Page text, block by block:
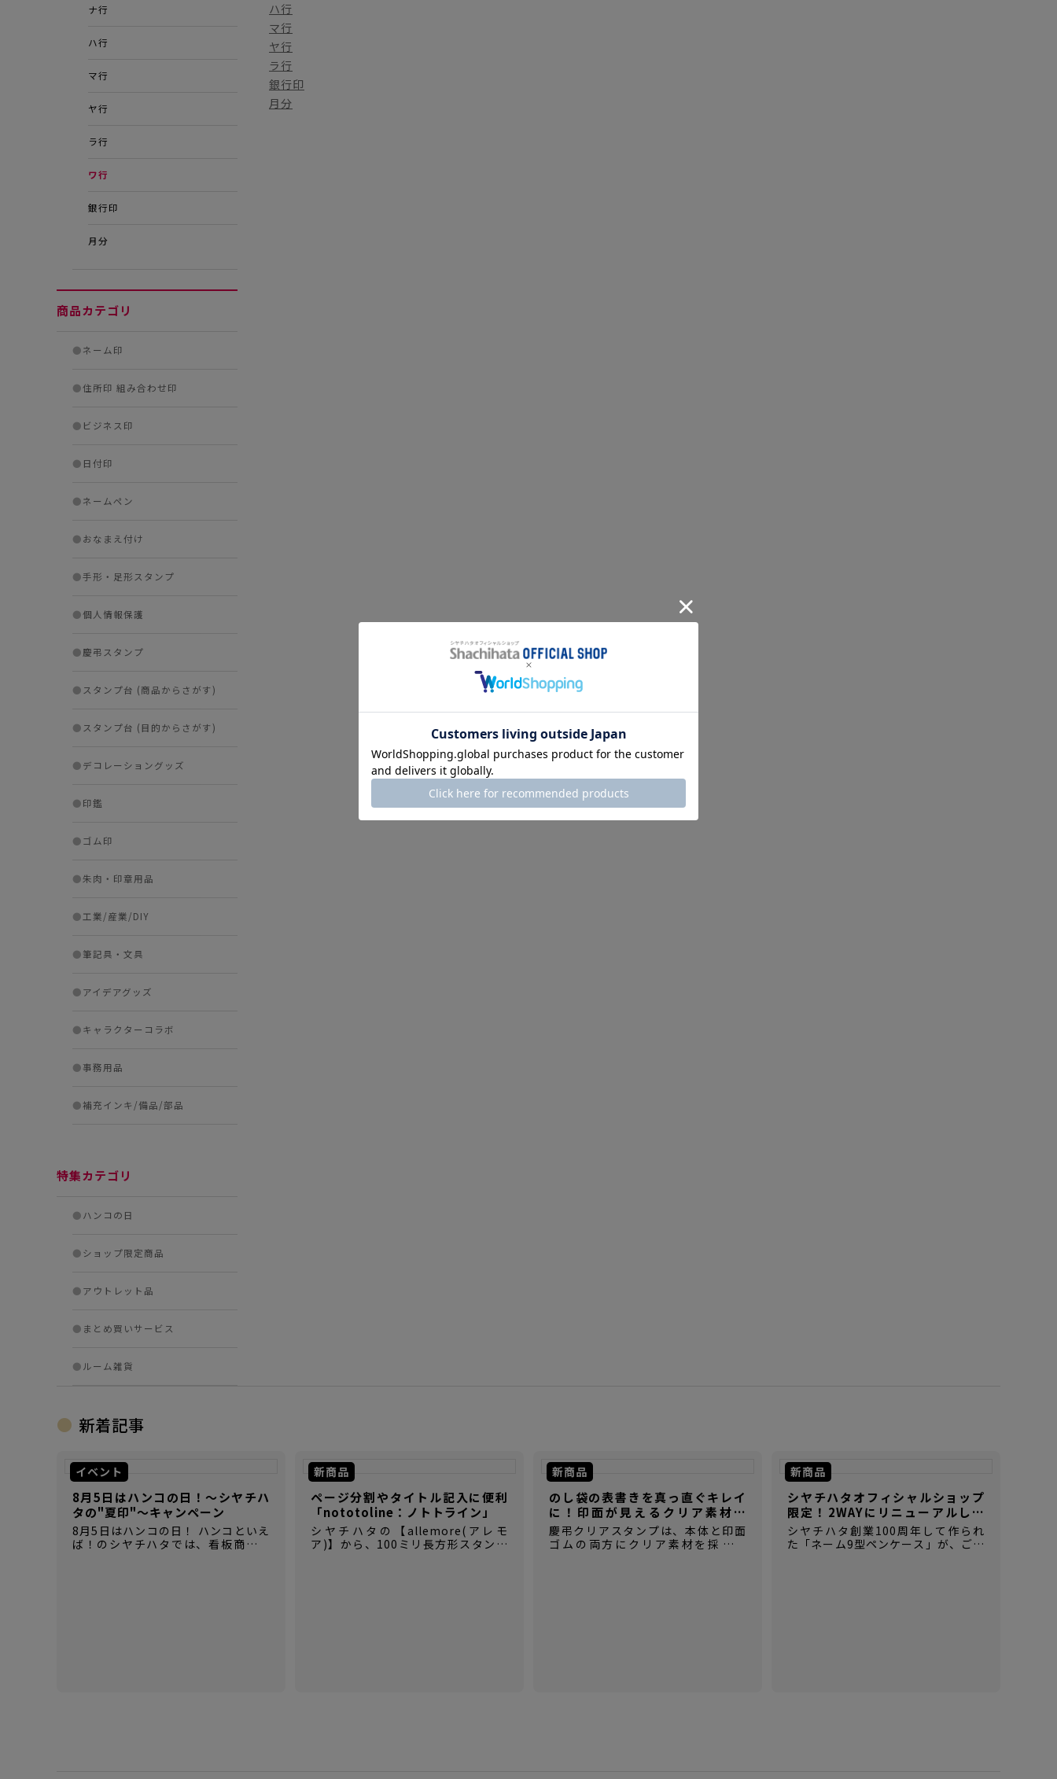
ナ行
ハ行
マ行
ヤ行
ラ行
ワ行
銀行印
月分
商品カテゴリ
●ネーム印
●住所印 組み合わせ印
● ビジネス印
● 日付印
●ネームペン
●おなまえ付け
●手形・足形スタンプ
●個人情報保護
●慶弔スタンプ
● スタンプ台 (商品からさがす)
● スタンプ台 (目的からさがす)
●デコレーショングッズ
●印鑑
●ゴム印
●朱肉・印章用品
●工業/産業/DIY
●筆記具・文具
●アイデアグッズ
●キャラクターコラボ
●事務用品
●補充インキ/備品/部品
特集カテゴリ
●ハンコの日
●ショップ限定商品
●アウトレット品
● まとめ買いサービス
● ルーム雑貨
ハ行
マ行
ヤ行
ラ行
銀行印
月分
新着記事
イベント
8月5日はハンコの日！～シヤチハ
タの"夏印"～キャンペーン
8月5日はハンコの日！ ハンコといえ
ば！のシヤチハタでは、看板商品の
新商品
ページ分割やタイトル記入に便利
「nototoline：ノトトライン」
シヤチハタの【allemore(アレモ
ア)】から、100ミリ長方形スタンプ
新商品
のし袋の表書きを真っ直ぐキレイ
に！印面が見えるクリア素材の
【慶弔クリアスタンプ】
慶弔クリアスタンプは、本体と印面
ゴムの両方にクリア素材を採用し
新商品
シヤチハタオフィシャルショップ
限定！2WAYにリニューアルした
【ネーム9型ペンケース】
シヤチハタ創業100周年して作られ
た「ネーム9型ペンケース」が、ご好